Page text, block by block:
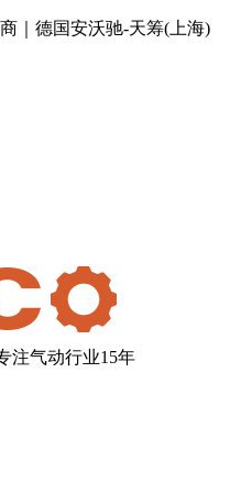
｜德国安沃驰-天筹(上海)
注气动行业15年